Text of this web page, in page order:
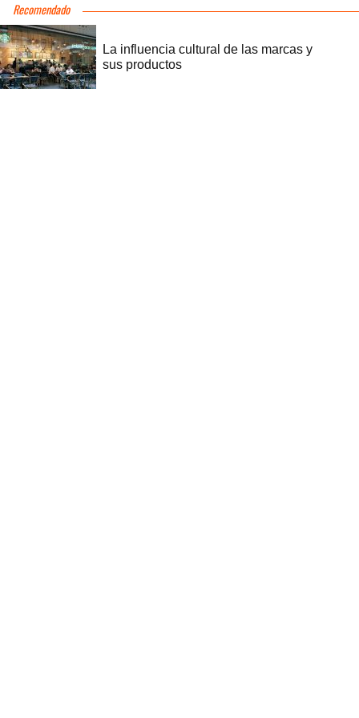
Recomendado
La influencia cultural de las marcas y
sus productos